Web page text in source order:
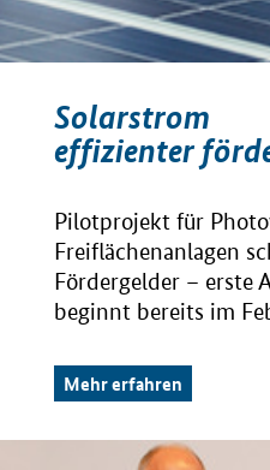
Solarstrom
effizienter
Pilotprojekt für
Freiflächenanlagen
Fördergelder – erste
beginnt bereits im
Mehr erfahren